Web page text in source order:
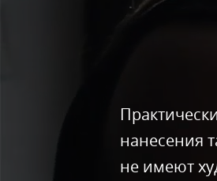
нанесения
не имеют